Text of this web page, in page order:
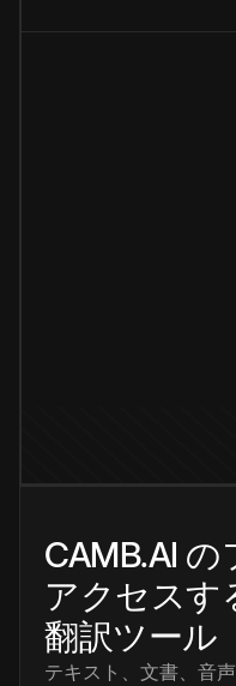
CAMB.AI
アクセスす
翻訳ツール
テキスト、文書、音